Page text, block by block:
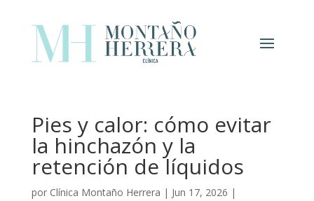
Pies y calor: cómo evitar
la hinchazón y la
retención de líquidos
por Clínica Montaño Herrera | Jun 17, 2026 |